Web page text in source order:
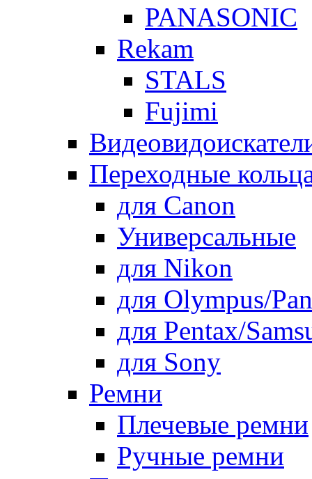
PANASONIC
Rekam
STALS
Fujimi
Переходные
для Canon
Универсальные
для Nikon
для Olympus/
для Pentax/
для Sony
Ремни
Плечевые ремни
Ручные ремни